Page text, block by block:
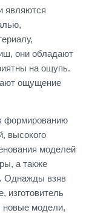
являются
они обладают
на ощупь.
ощущение
формированию
высокого
моделей
а также
Однажды взяв
изготовитель
новые модели,